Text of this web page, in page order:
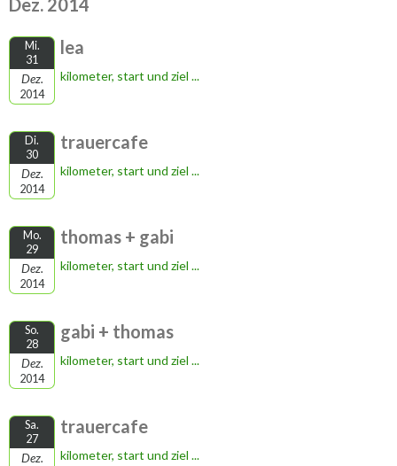
Dez. 2014
Mi.
31
Dez.
2014
lea
kilometer, start und ziel ...
Di.
30
Dez.
2014
trauercafe
kilometer, start und ziel ...
Mo.
29
Dez.
2014
thomas + gabi
kilometer, start und ziel ...
So.
28
Dez.
2014
gabi + thomas
kilometer, start und ziel ...
Sa.
27
Dez.
trauercafe
kilometer, start und ziel ...